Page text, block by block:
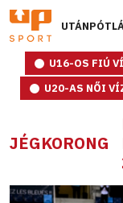
U16-OS FIÚ
U20-AS NŐI
JÉGKORONG